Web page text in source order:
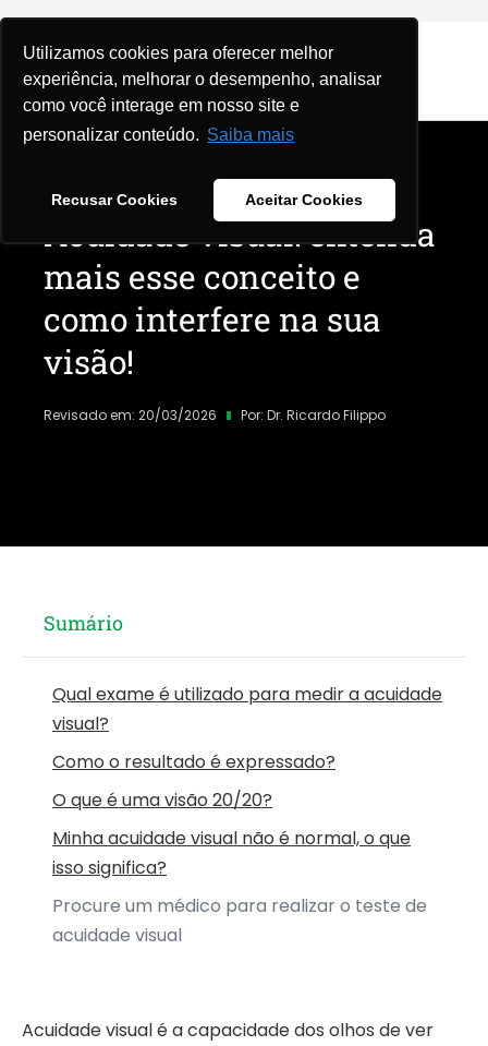
Utilizamos cookies para oferecer melhor
experiência, melhorar o desempenho, analisar
como você interage em nosso site e
personalizar conteúdo. Saiba mais
Recusar Cookies Aceitar Cookies
Acuidade visual: entenda
mais esse conceito e
como interfere na sua
visão!
Revisado em: 20/03/2026 Por: Dr. Ricardo Filippo
Sumário
Qual exame é utilizado para medir a acuidade
visual?
Como o resultado é expressado?
O que é uma visão 20/20?
Minha acuidade visual não é normal, o que
isso significa?
Procure um médico para realizar o teste de
acuidade visual
Acuidade visual é a capacidade dos olhos de ver